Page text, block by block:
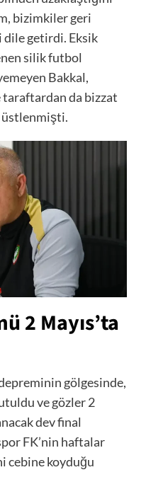
bizimkiler geri
getirdi. Eksik
silik futbol
Bakkal,
da bizzat
2 Mayıs’ta
gölgesinde,
ve gözler 2
dev final
FK’nin haftalar
cebine koyduğu